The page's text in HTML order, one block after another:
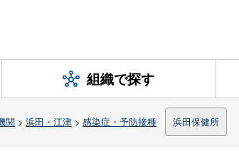
組織で探す
関 > 浜田・江津 > 感染症・予防接種 浜田保健所